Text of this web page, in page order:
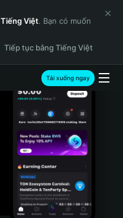
Tiếng Việt. Bạn có muốn
Tiếp tục bằng Tiếng Việt
Tải xuống ngay